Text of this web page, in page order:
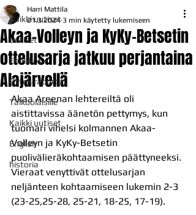
Kaikki uutiset
Uutiset
Ennakot
Otteluraportit
Talkoolaisille
Kaikki uutiset
English
historia
Akaa-Volleyn ja KyKy-Betsetin
ottelusarja jatkuu perjantaina
Alajärvellä
Harri Mattila
21.3.2024 3 min käytetty lukemiseen
Akaa Areenan lehtereiltä oli
aistittavissa äänetön pettymys, kun
tuomari vihelsi kolmannen Akaa-
Volleyn ja KyKy-Betsetin
puolivälieräkohtaamisen päättyneeksi.
Vieraat venyttivät ottelusarjan
neljänteen kohtaamiseen lukemin 2-3
(23-25,25-28, 25-21, 18-25, 17-19).